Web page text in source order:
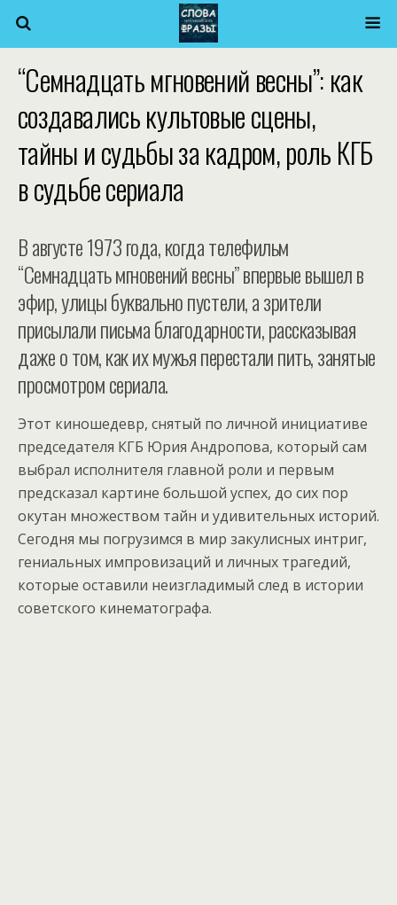
“Семнадцать мгновений весны”: как
создавались культовые сцены,
тайны и судьбы за кадром, роль КГБ
в судьбе сериала
В августе 1973 года, когда телефильм
“Семнадцать мгновений весны” впервые вышел в
эфир, улицы буквально пустели, а зрители
присылали письма благодарности, рассказывая
даже о том, как их мужья перестали пить, занятые
просмотром сериала.
Этот киношедевр, снятый по личной инициативе
председателя КГБ Юрия Андропова, который сам
выбрал исполнителя главной роли и первым
предсказал картине большой успех, до сих пор
окутан множеством тайн и удивительных историй.
Сегодня мы погрузимся в мир закулисных интриг,
гениальных импровизаций и личных трагедий,
которые оставили неизгладимый след в истории
советского кинематографа.